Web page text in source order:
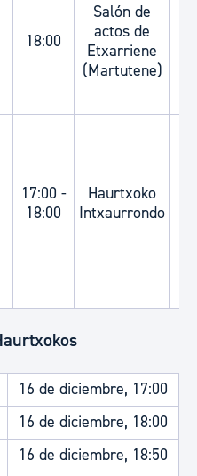
18:00
Salón de
actos de
Etxarriene
(Martutene)
17:00 -
18:00
Haurtxoko
Intxaurrondo
16 de diciembre, 17:00
16 de diciembre, 18:00
16 de diciembre, 18:50